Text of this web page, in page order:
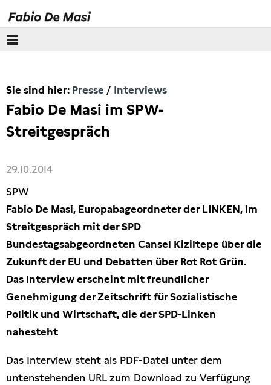
Europäisches Parlament
Themen
Presseschau
Publikationen
Anfragen (Archivseite)
Sie sind hier: Presse Interviews
Fabio De Masi im SPW-
Streitgespräch
29.10.2014
SPW
Fabio De Masi, Europabageordneter der LINKEN, im
Streitgespräch mit der SPD
Bundestagsabgeordneten Cansel Kiziltepe über die
Zukunft der EU und Debatten über Rot Rot Grün.
Das Interview erscheint mit freundlicher
Genehmigung der Zeitschrift für Sozialistische
Politik und Wirtschaft, die der SPD-Linken
nahesteht
Das Interview steht als PDF-Datei unter dem
untenstehenden URL zum Download zu Verfügung